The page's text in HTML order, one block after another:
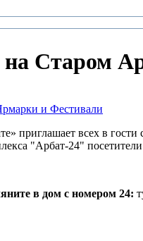
Старом
и Фестивали
приглашает всех в гости
"Арбат-24"
в дом с номером 24: